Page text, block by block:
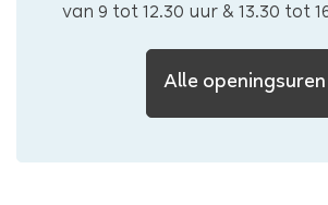
van 9 tot12.30 uur & 13.30 tot
Alle openingsuren